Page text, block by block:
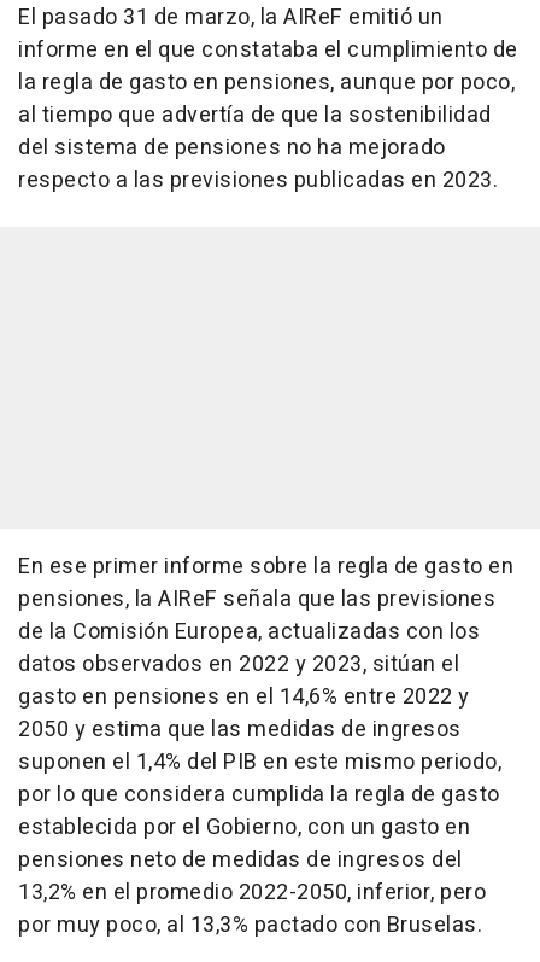
El pasado 31 de marzo, la AIReF emitió un
informe en el que constataba el cumplimiento de
la regla de gasto en pensiones, aunque por poco,
al tiempo que advertía de que la sostenibilidad
del sistema de pensiones no ha mejorado
respecto a las previsiones publicadas en 2023.
En ese primer informe sobre la regla de gasto en
pensiones, la AIReF señala que las previsiones
de la Comisión Europea, actualizadas con los
datos observados en 2022 y 2023, sitúan el
gasto en pensiones en el 14,6% entre 2022 y
2050 y estima que las medidas de ingresos
suponen el 1,4% del PIB en este mismo periodo,
por lo que considera cumplida la regla de gasto
establecida por el Gobierno, con un gasto en
pensiones neto de medidas de ingresos del
13,2% en el promedio 2022-2050, inferior, pero
por muy poco, al 13,3% pactado con Bruselas.